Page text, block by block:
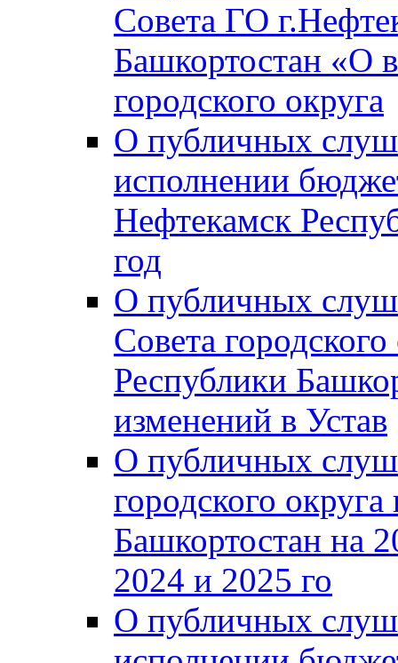
Совета ГО
Башкортостан «О
городского округа
О публичных
исполнении
Нефтекамск
год
О публичных
Совета
Республики
изменений в Устав
О публичных
городского
Башкортостан на
2024 и 2025 го
О публичных